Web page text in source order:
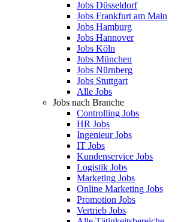
Jobs Düsseldorf
Jobs Frankfurt am Main
Jobs Hamburg
Jobs Hannover
Jobs Köln
Jobs München
Jobs Nürnberg
Jobs Stuttgart
Alle Jobs
Jobs nach Branche
Controlling Jobs
HR Jobs
Ingenieur Jobs
IT Jobs
Kundenservice Jobs
Logistik Jobs
Marketing Jobs
Online Marketing Jobs
Promotion Jobs
Vertrieb Jobs